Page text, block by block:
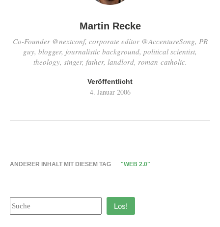
Martin Recke
Co-Founder @nextconf, corporate editor @AccentureSong, PR
guy, blogger, journalistic background, political scientist,
theology, singer, father, landlord, roman-catholic.
Veröffentlicht
4. Januar 2006
ANDERER INHALT MIT DIESEM TAG "WEB 2.0"
Los!